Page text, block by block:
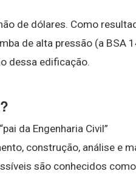
de dólares. Como
de alta pressão (a BSA
dessa edificação.
da Engenharia Civil”
construção, análise e
são conhecidos